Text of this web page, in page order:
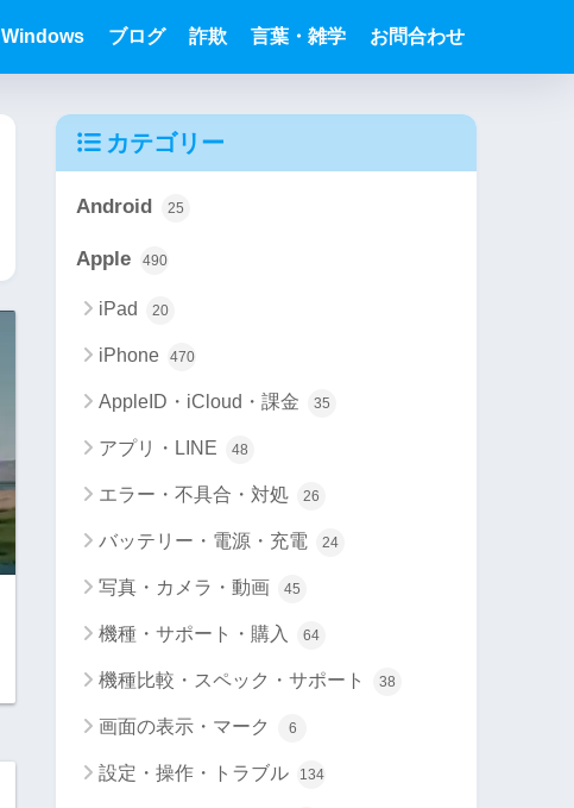
Windows ブログ 詐欺 言葉・雑学 お問合わせ
カテゴリー
Android 25
Apple 490
iPad 20
iPhone 470
AppleID・iCloud・課金 35
アプリ・LINE 48
エラー・不具合・対処 26
バッテリー・電源・充電 24
写真・カメラ・動画 45
機種・サポート・購入 64
機種比較・スペック・サポート 38
画面の表示・マーク 6
設定・操作・トラブル 134